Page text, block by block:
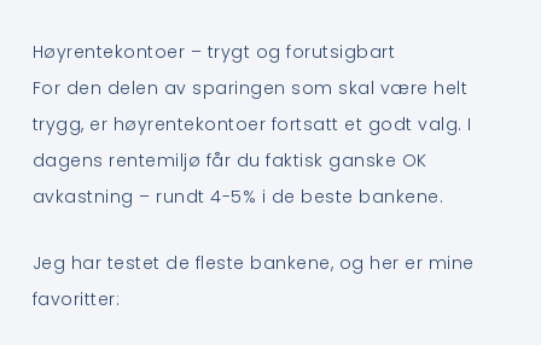
Høyrentekontoer – trygt og forutsigbart
For den delen av sparingen som skal være helt
trygg, er høyrentekontoer fortsatt et godt valg. I
dagens rentemiljø får du faktisk ganske OK
avkastning – rundt 4-5% i de beste bankene.
Jeg har testet de fleste bankene, og her er mine
favoritter: